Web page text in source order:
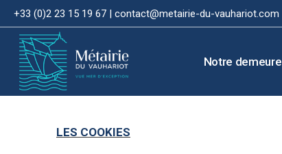
+33 (0)2 23 15 19 67 | contact@metairie-du-vauhariot.com
Notre demeure
LES COOKIES